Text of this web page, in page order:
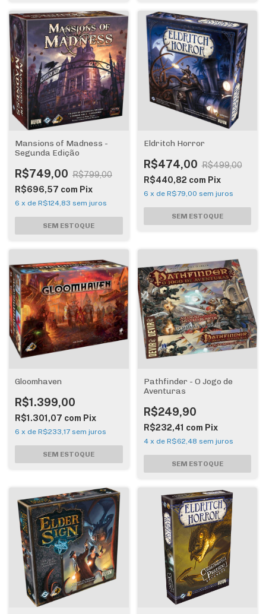
Mansions of Madness -
Segunda Edição
R$749,00 R$799,00
R$696,57 com Pix
6 x de R$124,83 sem juros
Eldritch Horror
R$474,00 R$499,00
R$440,82 com Pix
6 x de R$79,00 sem juros
Gloomhaven
R$1.399,00
R$1.301,07 com Pix
6 x de R$233,17 sem juros
Pathfinder - O Jogo de
Aventuras
R$249,90
R$232,41 com Pix
4 x de R$62,48 sem juros